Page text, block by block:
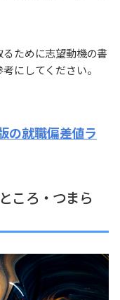
ために志望動機の書
にしてください。
就職偏差値ラ
ころ・つまら